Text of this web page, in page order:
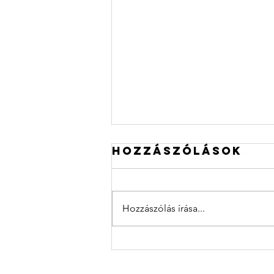
Közösségi tér
Hozzászólások
Hozzászólás írása...